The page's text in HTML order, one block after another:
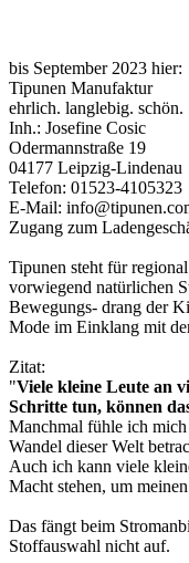
bis September 2023 hier:
Tipunen Manufaktur
ehrlich. langlebig. schön.
Inh.: Josefine Cosic
Odermannstraße 19
04177 Leipzig-Lindenau
Telefon: 01523-4105323
E-Mail:
Zugang zum
Tipunen steht für
vorwiegend natürlichen
Bewegungs- drang der
Mode im Einklang mit
Zitat:
"Viele kleine Leute an
Schritte tun, können
Manchmal fühle ich
Wandel dieser Welt
Auch ich kann viele
Macht stehen, um
Das fängt beim
Stoffauswahl nicht auf.